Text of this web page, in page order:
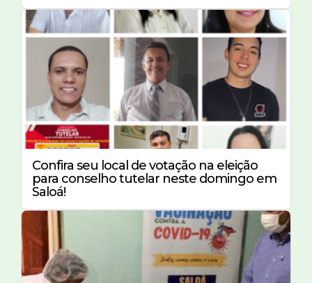
Confira seu local de votação na eleição
para conselho tutelar neste domingo em
Saloá!